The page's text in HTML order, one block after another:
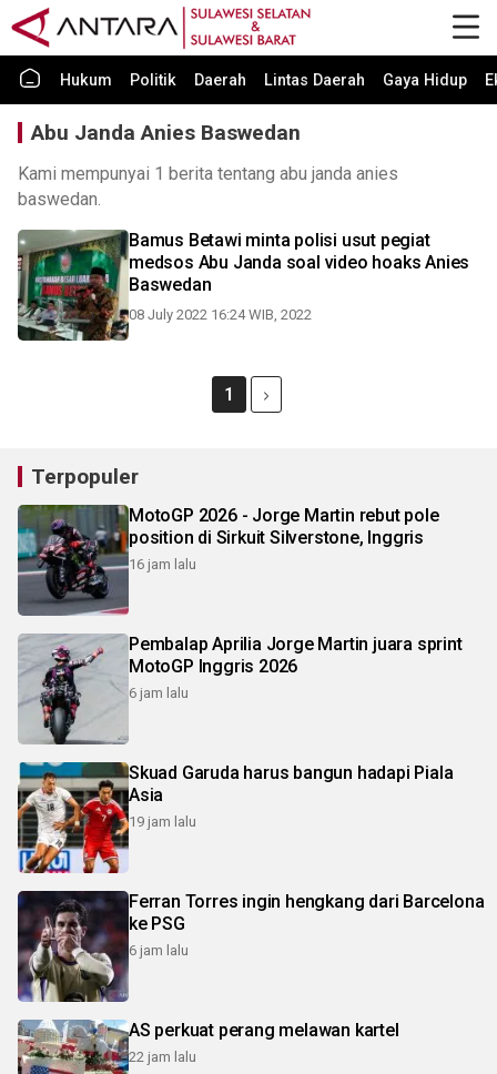
Hukum Politik Daerah Lintas Daerah Gaya Hidup
Abu Janda Anies Baswedan
Kami mempunyai 1 berita tentang abu janda anies
baswedan.
Bamus Betawi minta polisi usut pegiat
medsos Abu Janda soal video hoaks Anies
Baswedan
08 July 2022 16:24 WIB, 2022
1
Terpopuler
MotoGP 2026 - Jorge Martin rebut pole
position di Sirkuit Silverstone, Inggris
16 jam lalu
Pembalap Aprilia Jorge Martin juara sprint
MotoGP Inggris 2026
6 jam lalu
Skuad Garuda harus bangun hadapi Piala
Asia
19 jam lalu
Ferran Torres ingin hengkang dari Barcelona
ke PSG
6 jam lalu
AS perkuat perang melawan kartel
22 jam lalu